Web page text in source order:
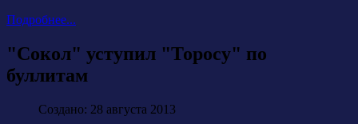
Подробнее...
"Сокол" уступил "Торосу" по
буллитам
Создано: 28 августа 2013